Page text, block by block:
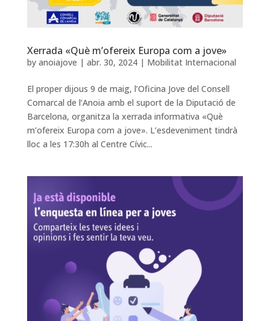
Xerrada «Què m’ofereix Europa com a jove»
by anoiajove | abr. 30, 2024| Mobilitat Internacional
El proper dijous 9 de maig, l’Oficina Jove del Consell
Comarcal de l’Anoia amb el suport de la Diputació de
Barcelona, organitza la xerrada informativa «Què
m’ofereix Europa com a jove». L’esdeveniment tindrà
lloc a les 17:30h al Centre Cívic...